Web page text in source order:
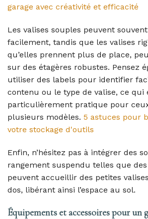
garage avec créativité et efficacité
Les valises souples peuvent
facilement, tandis que les valises
qu’elles prennent plus de place,
sur des étagères robustes. Pensez
utiliser des labels pour identifier
contenu ou le type de valise, ce qui
particulièrement pratique pour
plusieurs modèles. 5 astuces pour
votre stockage d'outils
Enfin, n’hésitez pas à intégrer des
rangement suspendu telles que
peuvent accueillir des petites
dos, libérant ainsi l’espace au sol.
Équipements et accessoires pour un